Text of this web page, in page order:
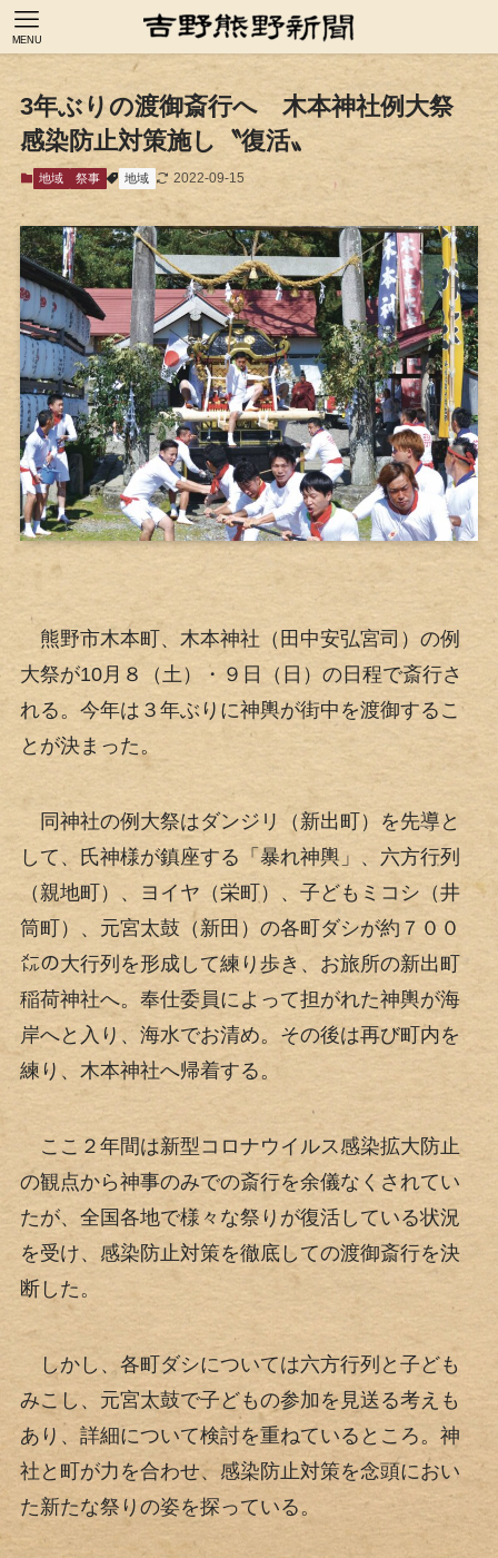
MENU
3年ぶりの渡御斎行へ 木本神社例大祭
感染防止対策施し〝復活〟
地域 祭事 地域 2022-09-15
熊野市木本町、木本神社（田中安弘宮司）の例
大祭が10月８（土）・９日（日）の日程で斎行さ
れる。今年は３年ぶりに神輿が街中を渡御するこ
とが決まった。
同神社の例大祭はダンジリ（新出町）を先導と
して、氏神様が鎮座する「暴れ神輿」、六方行列
（親地町）、ヨイヤ（栄町）、子どもミコシ（井
筒町）、元宮太鼓（新田）の各町ダシが約７００
㍍の大行列を形成して練り歩き、お旅所の新出町
稲荷神社へ。奉仕委員によって担がれた神輿が海
岸へと入り、海水でお清め。その後は再び町内を
練り、木本神社へ帰着する。
ここ２年間は新型コロナウイルス感染拡大防止
の観点から神事のみでの斎行を余儀なくされてい
たが、全国各地で様々な祭りが復活している状況
を受け、感染防止対策を徹底しての渡御斎行を決
断した。
しかし、各町ダシについては六方行列と子ども
みこし、元宮太鼓で子どもの参加を見送る考えも
あり、詳細について検討を重ねているところ。神
社と町が力を合わせ、感染防止対策を念頭におい
た新たな祭りの姿を探っている。